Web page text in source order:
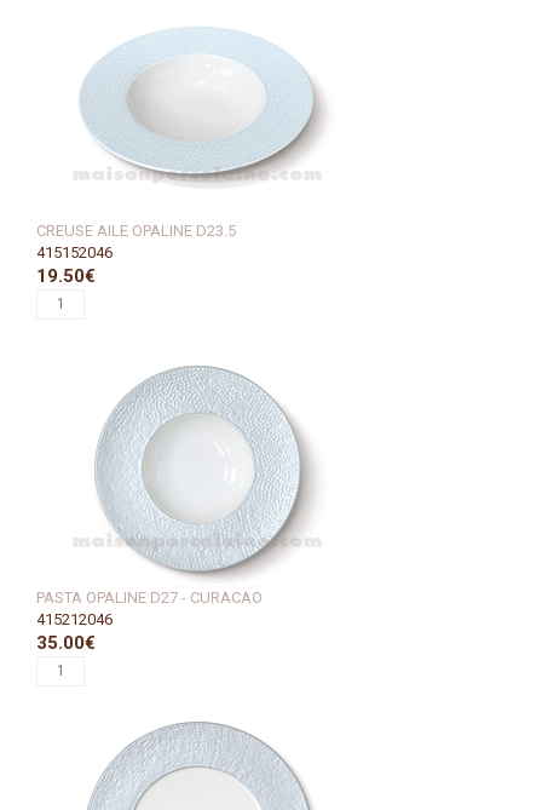
CREUSE AILE OPALINE D23.5
415152046
19.50€
PASTA OPALINE D27 - CURACAO
415212046
35.00€